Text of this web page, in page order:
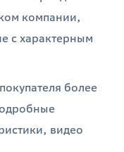
компании,
с характерным
более
видео